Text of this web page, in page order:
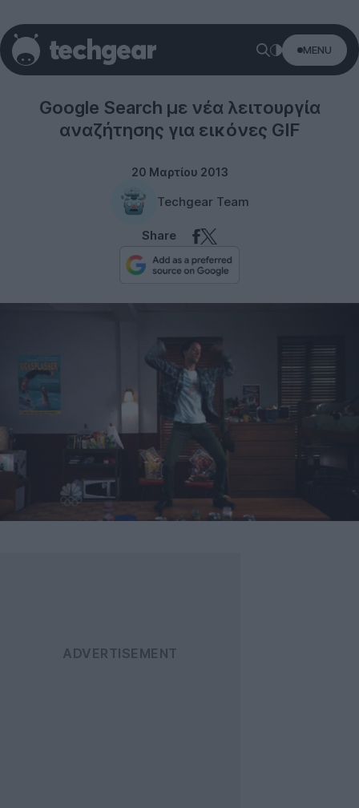
MENU
Google Search με νέα λειτουργία
αναζήτησης για εικόνες GIF
20 Μαρτίου 2013
Techgear Team
Share